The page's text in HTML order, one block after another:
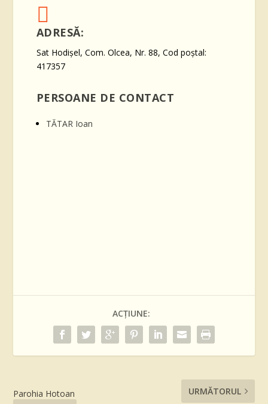

ADRESĂ:
Sat Hodișel, Com. Olcea, Nr. 88, Cod poștal:
417357
PERSOANE DE CONTACT
TĂTAR Ioan
ACȚIUNE:
Parohia Hotoan
URMĂTORUL